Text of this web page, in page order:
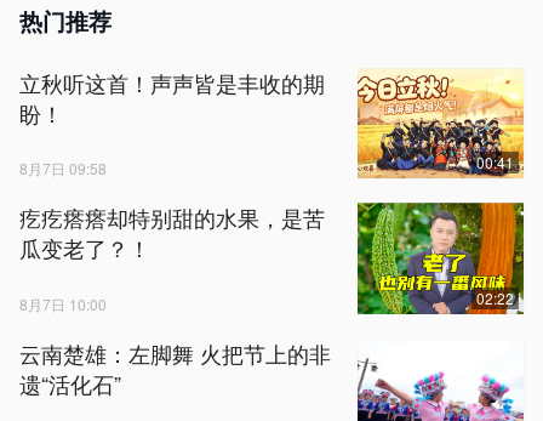
热门推荐
立秋听这首！声声皆是丰收的期
盼！
8月7日 09:58 00:41
疙疙瘩瘩却特别甜的水果，是苦
瓜变老了？！
8月7日 10:00 02:22
云南楚雄：左脚舞 火把节上的非
遗“活化石”